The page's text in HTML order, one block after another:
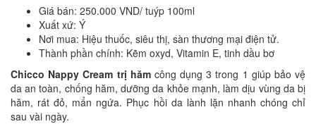
Giá bán: 250.000 VND/ tuýp 100ml
Xuất xứ: Ý
Nơi mua: Hiệu thuốc, siêu thị, sàn thương mại điện tử.
Thành phần chính: Kẽm oxyd, Vitamin E, tinh dầu bơ
Chicco Nappy Cream trị hămcông dụng 3 trong 1 giúp bảo vệ
da an toàn, chống hăm, dưỡng da khỏe mạnh, làm dịu vùng da bị
hăm, rát đỏ, mẩn ngứa. Phục hồi da lành lặn nhanh chóng chỉ
sau vài ngày.